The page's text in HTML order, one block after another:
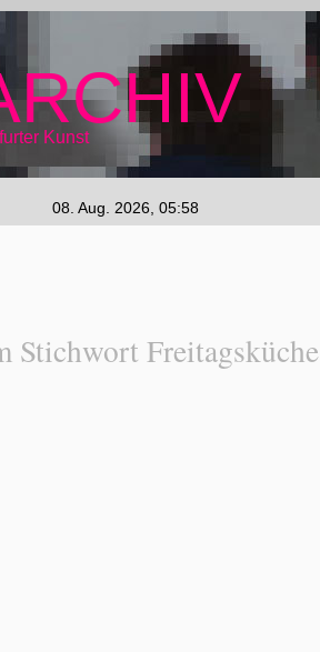
Kunst
08. Aug. 2026, 05:58
Stichwort Freitagsküche